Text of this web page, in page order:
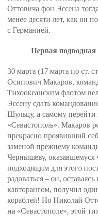
Оттовича фон Эссена
менее десяти лет, как он
с Германией.
Первая подводная
30 марта (17 марта по ст.
Осипович Макаров,
Тихоокеанским флотом
Эссену сдать
Шульцу, а самому перейти
«Севастополь». Макаров
прекрасно проявивший
заменой прежнему
Чернышеву, оказавшемуся
подходящим для этого
радоваться – он,
кавторангом, получил
кораблей! Но Николай
на «Севастополе», этой